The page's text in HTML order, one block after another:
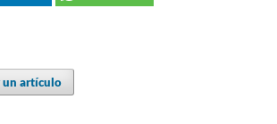
un artículo